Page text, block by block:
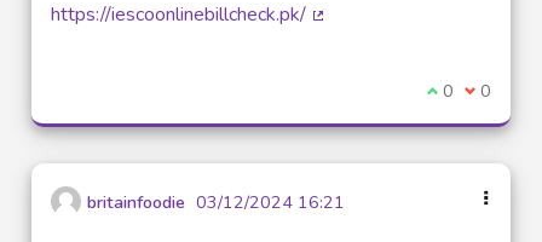
https://iescoonlinebillcheck.pk/
Je suis
0 Je ne
0
britainfoodie 03/12/2024 16:21